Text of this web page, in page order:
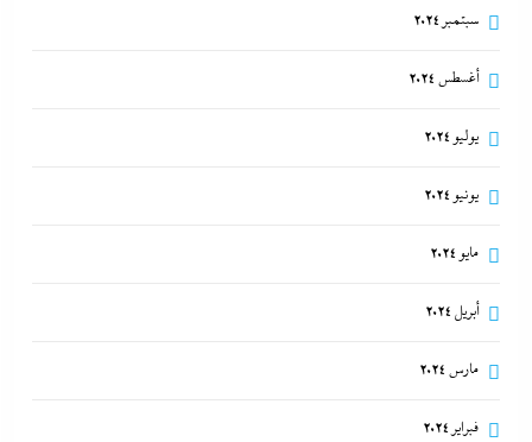
سبتمبر 2024
أغسطس 2024
يوليو 2024
يونيو 2024
مايو 2024
أبريل 2024
مارس 2024
فبراير 2024